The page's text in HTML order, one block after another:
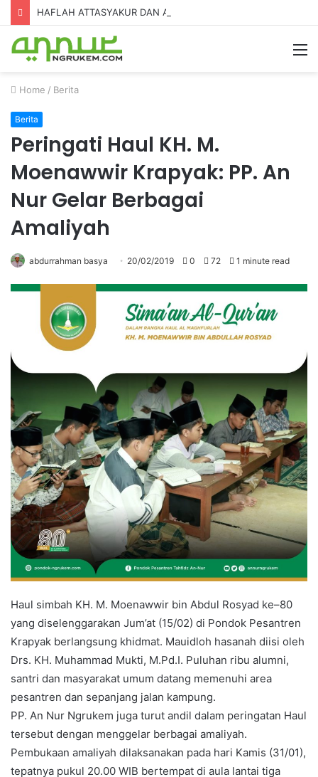
Home / Berita
Berita
Peringati Haul KH. M.
Moenawwir Krapyak: PP. An
Nur Gelar Berbagai
Amaliyah
abdurrahman basya 20/02/2019 0 72 1 minute read
Haul simbah KH. M. Moenawwir bin Abdul Rosyad ke–80
yang diselenggarakan Jum’at (15/02) di Pondok Pesantren
Krapyak berlangsung khidmat. Mauidloh hasanah diisi oleh
Drs. KH. Muhammad Mukti, M.Pd.I. Puluhan ribu alumni,
santri dan masyarakat umum datang memenuhi area
pesantren dan sepanjang jalan kampung.
PP. An Nur Ngrukem juga turut andil dalam peringatan Haul
tersebut dengan menggelar berbagai amaliyah.
Pembukaan amaliyah dilaksanakan pada hari Kamis (31/01),
tepatnya pukul 20.00 WIB bertempat di aula lantai tiga